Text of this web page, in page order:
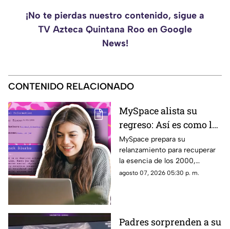
¡No te pierdas nuestro contenido, sigue a
TV Azteca Quintana Roo en Google
News!
CONTENIDO RELACIONADO
MySpace alista su
regreso: Así es como la
icónica red social
busca volver y revivir
la esencia de los años
2000
MySpace prepara su
relanzamiento para recuperar
la esencia de los 2000,
conectando a músicos y
agosto 07, 2026 05:30 p. m.
Padres sorprenden a su